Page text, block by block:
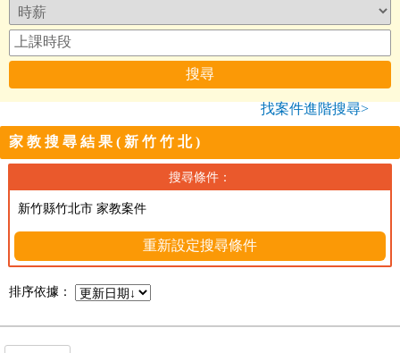
找案件進階搜尋>
家教搜尋結果(新竹竹北)
搜尋條件：
新竹縣竹北市 家教案件
重新設定搜尋條件
排序依據：